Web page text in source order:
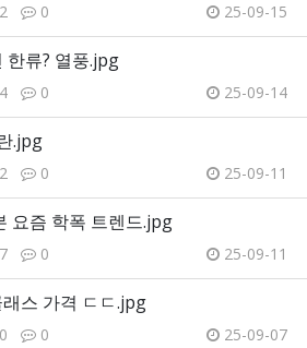
0 25-09-15
한류? 열풍.jpg
0 25-09-14
.jpg
0 25-09-11
요즘 학폭 트렌드.jpg
0 25-09-11
스 가격 ㄷㄷ.jpg
0 25-09-07